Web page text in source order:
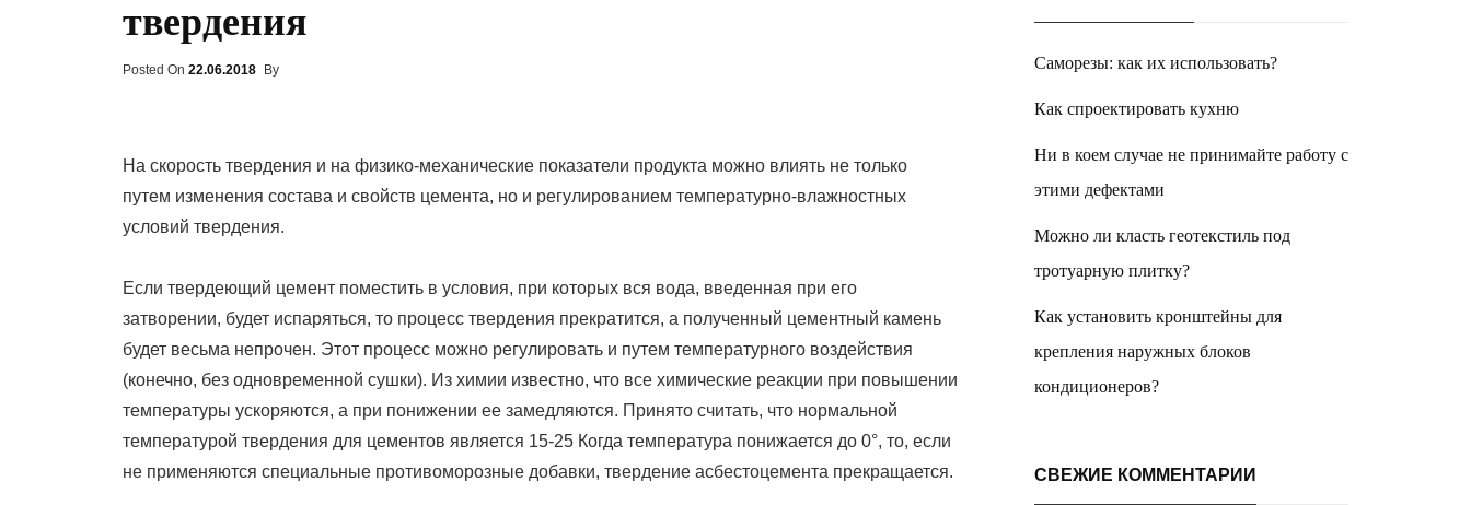
твердения
Posted On Posted
22.06.2018 By
На скорость твердения и на физико-механические показатели продукта можно влиять не только
путем изменения состава и свойств цемента, но и регулированием температурно-влажностных
условий твердения.
Если твердеющий цемент поместить в условия, при которых вся вода, введенная при его
затворении, будет испаряться, то процесс твердения прекратится, а полученный цементный камень
будет весьма непрочен. Этот процесс можно регулировать и путем температурного воздействия
(конечно, без одновременной сушки). Из химии известно, что все химические реакции при повышении
температуры ускоряются, а при понижении ее замедляются. Принято считать, что нормальной
температурой твердения для цементов является 15-25 Когда температура понижается до 0°, то, если
не применяются специальные противоморозные добавки, твердение асбестоцемента прекращается.
Саморезы: как их использовать?
Как спроектировать кухню
Ни в коем случае не принимайте работу с
этими дефектами
Можно ли класть геотекстиль под
тротуарную плитку?
Как установить кронштейны для
крепления наружных блоков
кондиционеров?
СВЕЖИЕ КОММЕНТАРИИ